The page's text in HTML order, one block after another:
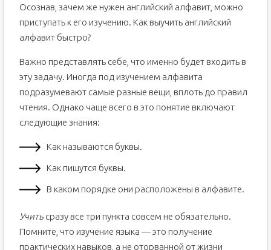
Осознав, зачем же нужен английский алфавит, можно
приступать к его изучению. Как выучить английский
алфавит быстро?
Важно представлять себе, что именно будет входить в
эту задачу. Иногда под изучением алфавита
подразумевают самые разные вещи, вплоть до правил
чтения. Однако чаще всего в это понятие включают
следующие знания:
Как называются буквы.
Как пишутся буквы.
В каком порядке они расположены в алфавите.
Учитьсразу все три пункта совсем не обязательно.
Помните, что изучение языка — это получение
практических навыков, а не оторванной от жизни